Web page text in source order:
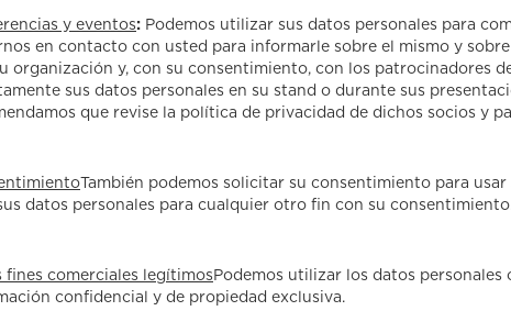
y eventos: Podemos utilizar sus datos personales para
en contacto con usted para informarle sobre el mismo y
organización y, con su consentimiento, con los patrocinadores
sus datos personales en su stand o durante sus
que revise la política de privacidad de dichos socios y
También podemos solicitar su consentimiento para
datos personales para cualquier otro fin con su
fines comerciales legítimosPodemos utilizar los datos
confidencial y de propiedad exclusiva.